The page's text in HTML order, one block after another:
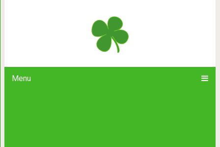
Menu
О “пятой колонне” и